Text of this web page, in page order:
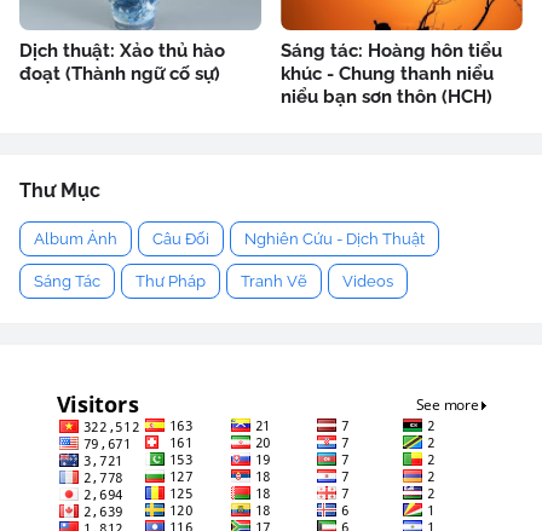
Dịch thuật: Xảo thủ hào
đoạt (Thành ngữ cố sự)
Sáng tác: Hoàng hôn tiểu
khúc - Chung thanh niểu
niểu bạn sơn thôn (HCH)
Thư Mục
Album Ảnh Câu Đối Nghiên Cứu - Dịch Thuật
Sáng Tác Thư Pháp Tranh Vẽ Videos